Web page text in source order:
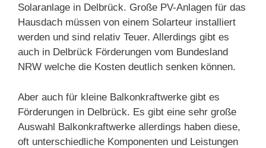
Solaranlage in Delbrück. Große PV-Anlagen für das
Hausdach müssen von einem Solarteur installiert
werden und sind relativ Teuer. Allerdings gibt es
auch in Delbrück Förderungen vom Bundesland
NRW welche die Kosten deutlich senken können.
Aber auch für kleine Balkonkraftwerke gibt es
Förderungen in Delbrück. Es gibt eine sehr große
Auswahl Balkonkraftwerke allerdings haben diese,
oft unterschiedliche Komponenten und Leistungen